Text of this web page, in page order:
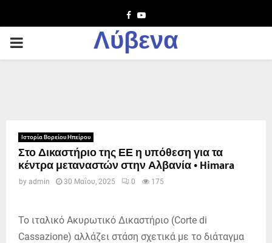
Facebook
Youtube
PRIMARY
Λύβενα
Ιστορία Βορείου Ηπείρου
Στο Δικαστήριο της ΕΕ η υπόθεση για τα
κέντρα μεταναστών στην Αλβανία • Himara
by admin 30 Μαΐου, 2025 0 175
Το ιταλικό Ακυρωτικό Δικαστήριο (Corte di
Cassazione) αλλάζει στάση σχετικά με το διάταγμα